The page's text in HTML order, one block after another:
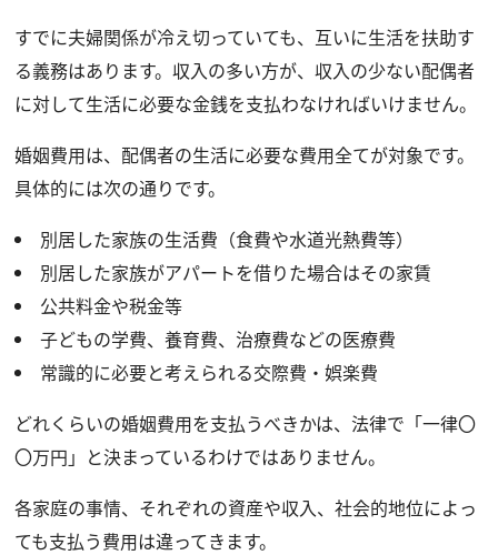
すでに夫婦関係が冷え切っていても、互いに生活を扶助す
る義務はあります。収入の多い方が、収入の少ない配偶者
に対して生活に必要な金銭を支払わなければいけません。
婚姻費用は、配偶者の生活に必要な費用全てが対象です。
具体的には次の通りです。
別居した家族の生活費（食費や水道光熱費等）
別居した家族がアパートを借りた場合はその家賃
公共料金や税金等
子どもの学費、養育費、治療費などの医療費
常識的に必要と考えられる交際費・娯楽費
どれくらいの婚姻費用を支払うべきかは、法律で「一律〇
〇万円」と決まっているわけではありません。
各家庭の事情、それぞれの資産や収入、社会的地位によっ
ても支払う費用は違ってきます。